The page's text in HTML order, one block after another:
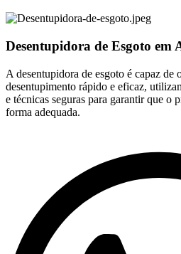
Desentupidora de Esgoto em
A desentupidora de esgoto é capaz de
desentupimento rápido e eficaz,
e técnicas seguras para garantir que o
forma adequada.